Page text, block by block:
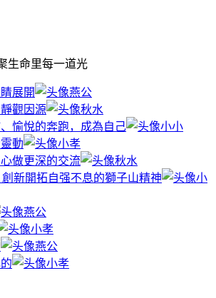
生命里每一道光
展開
燕公
觀因源
秋水
愉悅的奔跑，成為自己
小小
動
小孝
做更深的交流
秋水
創新開拓自强不息的獅子山精神
小
燕公
小孝
燕公
小孝